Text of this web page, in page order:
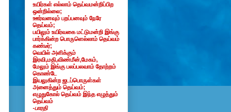
உயிர்கள் எல்லாம் தெய்வமன்றிப்பிற
ஒன்றில்லை;
ஊர்வனவும் பறப்பனவும் நேரே
தெய்வம்;
பயிலும் உயிர்வகை மட்டுமன்றி இங்கு
பார்க்கின்ற பொருளெல்லாம் தெய்வம்
கண்டீர்;
வெயில் அளிக்கும்
இரவி,மதி,விண்மீன்,மேகம்,
மேலும் இங்கு பலப்பலவாம் தோற்றம்
கொண்டே
இயலுகின்ற ஜடப்பொருள்கள்
அனைத்தும் தெய்வம்;
எழுதுகோல் தெய்வம் இந்த எழுத்தும்
தெய்வம்
-பாரதி